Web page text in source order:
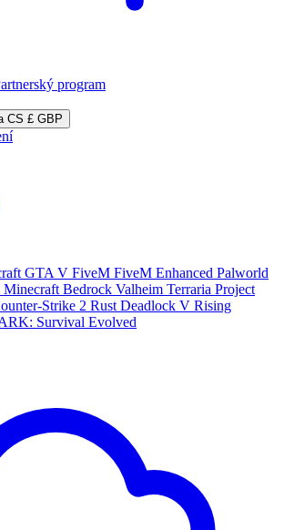
program
CS £ GBP
GTA V FiveM FiveM Enhanced Palworld
Minecraft Bedrock Valheim Terraria Project
Strike 2 Rust Deadlock V Rising
Survival Evolved